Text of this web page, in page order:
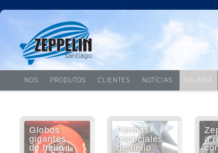
NOS PRODUTOS CLIENTES NOTÍCIAS GALERIA
Globos
gigantes
de helio
Formas
especiales
de helio
a